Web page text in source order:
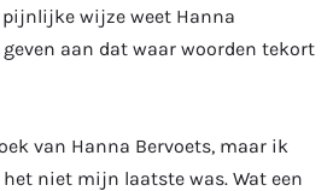
wijze weet Hanna
aan dat waar woorden tekort
van Hanna Bervoets, maar ik
niet mijn laatste was. Wat een